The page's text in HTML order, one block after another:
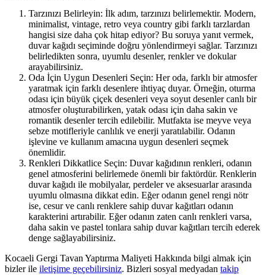
Tarzınızı Belirleyin: İlk adım, tarzınızı belirlemektir. Modern,
minimalist, vintage, retro veya country gibi farklı tarzlardan
hangisi size daha çok hitap ediyor? Bu soruya yanıt vermek,
duvar kağıdı seçiminde doğru yönlendirmeyi sağlar. Tarzınızı
belirledikten sonra, uyumlu desenler, renkler ve dokular
arayabilirsiniz.
Oda İçin Uygun Desenleri Seçin: Her oda, farklı bir atmosfer
yaratmak için farklı desenlere ihtiyaç duyar. Örneğin, oturma
odası için büyük çiçek desenleri veya soyut desenler canlı bir
atmosfer oluşturabilirken, yatak odası için daha sakin ve
romantik desenler tercih edilebilir. Mutfakta ise meyve veya
sebze motifleriyle canlılık ve enerji yaratılabilir. Odanın
işlevine ve kullanım amacına uygun desenleri seçmek
önemlidir.
Renkleri Dikkatlice Seçin: Duvar kağıdının renkleri, odanın
genel atmosferini belirlemede önemli bir faktördür. Renklerin
duvar kağıdı ile mobilyalar, perdeler ve aksesuarlar arasında
uyumlu olmasına dikkat edin. Eğer odanın genel rengi nötr
ise, cesur ve canlı renklere sahip duvar kağıtları odanın
karakterini artırabilir. Eğer odanın zaten canlı renkleri varsa,
daha sakin ve pastel tonlara sahip duvar kağıtları tercih ederek
denge sağlayabilirsiniz.
Kocaeli Gergi Tavan Yaptırma Maliyeti Hakkında bilgi almak için
bizler ile iletişime geçebilirsiniz. Bizleri sosyal medyadan takip